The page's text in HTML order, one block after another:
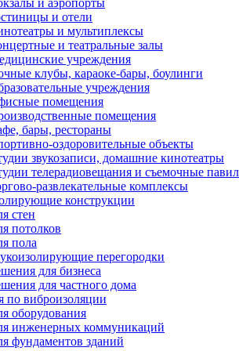
и аэропорты
и отели
и мультиплексы
и театральные залы
учреждения
клубы, караоке-бары, боулинги
учреждения
помещения
помещения
бары, рестораны
оздоровительные объекты
звукозаписи, домашние кинотеатры
телерадиовещания и съемочные
развлекательные комплексы
конструкции
стен
потолков
пола
перегородки
для бизнеса
для частного дома
по виброизоляции
оборудования
инженерных коммуникаций
фундаментов зданий